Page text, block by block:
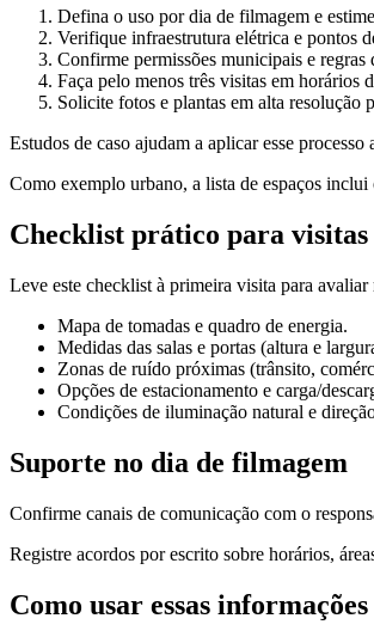
Defina o uso por dia de filmagem e
Verifique infraestrutura elétrica e pontos
Confirme permissões municipais e
Faça pelo menos três visitas em horários
Solicite fotos e plantas em alta resolução
Estudos de caso ajudam a aplicar esse
Como exemplo urbano, a lista de espaços inclui
Checklist prático para visitas
Leve este checklist à primeira visita para avaliar
Mapa de tomadas e quadro de energia.
Medidas das salas e portas (altura e
Zonas de ruído próximas (trânsito,
Opções de estacionamento e carga/
Condições de iluminação natural e
Suporte no dia de filmagem
Confirme canais de comunicação com o
Registre acordos por escrito sobre horários,
Como usar essas